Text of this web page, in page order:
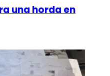
una horda en